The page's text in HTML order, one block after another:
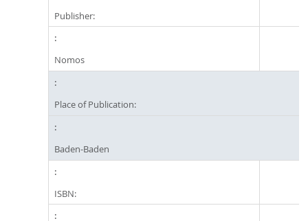
Publisher:
Nomos
Place of Publication:
Baden-Baden
ISBN: